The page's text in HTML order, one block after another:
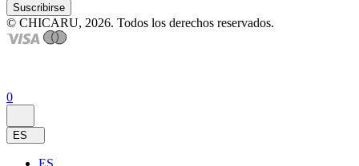
Suscribirse
© CHICARU, 2026. Todos los derechos reservados.
0
ES
ES